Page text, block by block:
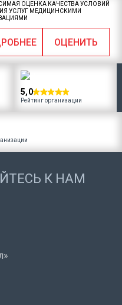
ОЦЕНКА КАЧЕСТВА УСЛОВИЙ
УСЛУГ МЕДИЦИНСКИМИ
ОЦЕНИТЬ
5,0
Рейтинг организации
К НАМ